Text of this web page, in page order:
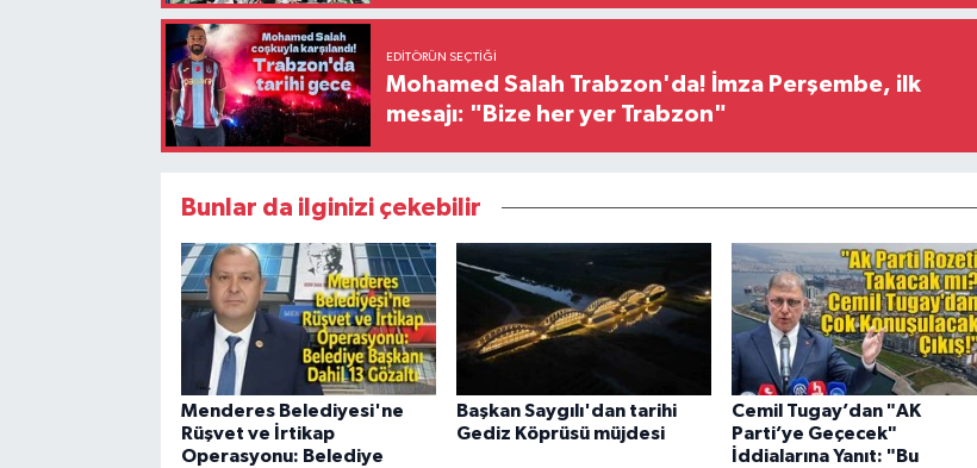
EDITÖRÜN SEÇTIĞI
Mohamed Salah Trabzon'da! İmza Perşembe, ilk
mesajı: "Bize her yer Trabzon"
Bunlar da ilginizi çekebilir
Menderes Belediyesi'ne
Rüşvet ve İrtikap
Operasyonu: Belediye
Başkan Saygılı'dan tarihi
Gediz Köprüsü müjdesi
Cemil Tugay’dan "AK
Parti’ye Geçecek"
İddialarına Yanıt: "Bu